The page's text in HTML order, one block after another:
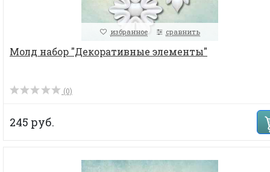
избранное сравнить
Молд набор "Декоративные элементы"
(0)
245 руб.